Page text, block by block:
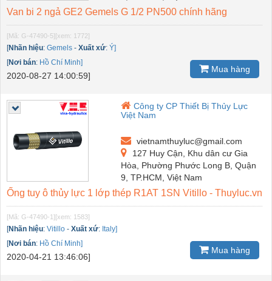
Van bi 2 ngả GE2 Gemels G 1/2 PN500 chính hãng
[Mã: G-47490-5][xem: 1772]
[Nhãn hiệu: Gemels - Xuất xứ: Ý]
[Nơi bán: Hồ Chí Minh]
2020-08-27 14:00:59]
Mua hàng
Công ty CP Thiết Bị Thủy Lực
Việt Nam
vietnamthuyluc@gmail.com
127 Huy Cận, Khu dân cư Gia
Hòa, Phường Phước Long B, Quận
9, TP.HCM, Việt Nam
Ống tuy ô thủy lực 1 lớp thép R1AT 1SN Vitillo - Thuyluc.vn
[Mã: G-47490-1][xem: 1583]
[Nhãn hiệu: Vitillo - Xuất xứ: Italy]
[Nơi bán: Hồ Chí Minh]
2020-04-21 13:46:06]
Mua hàng